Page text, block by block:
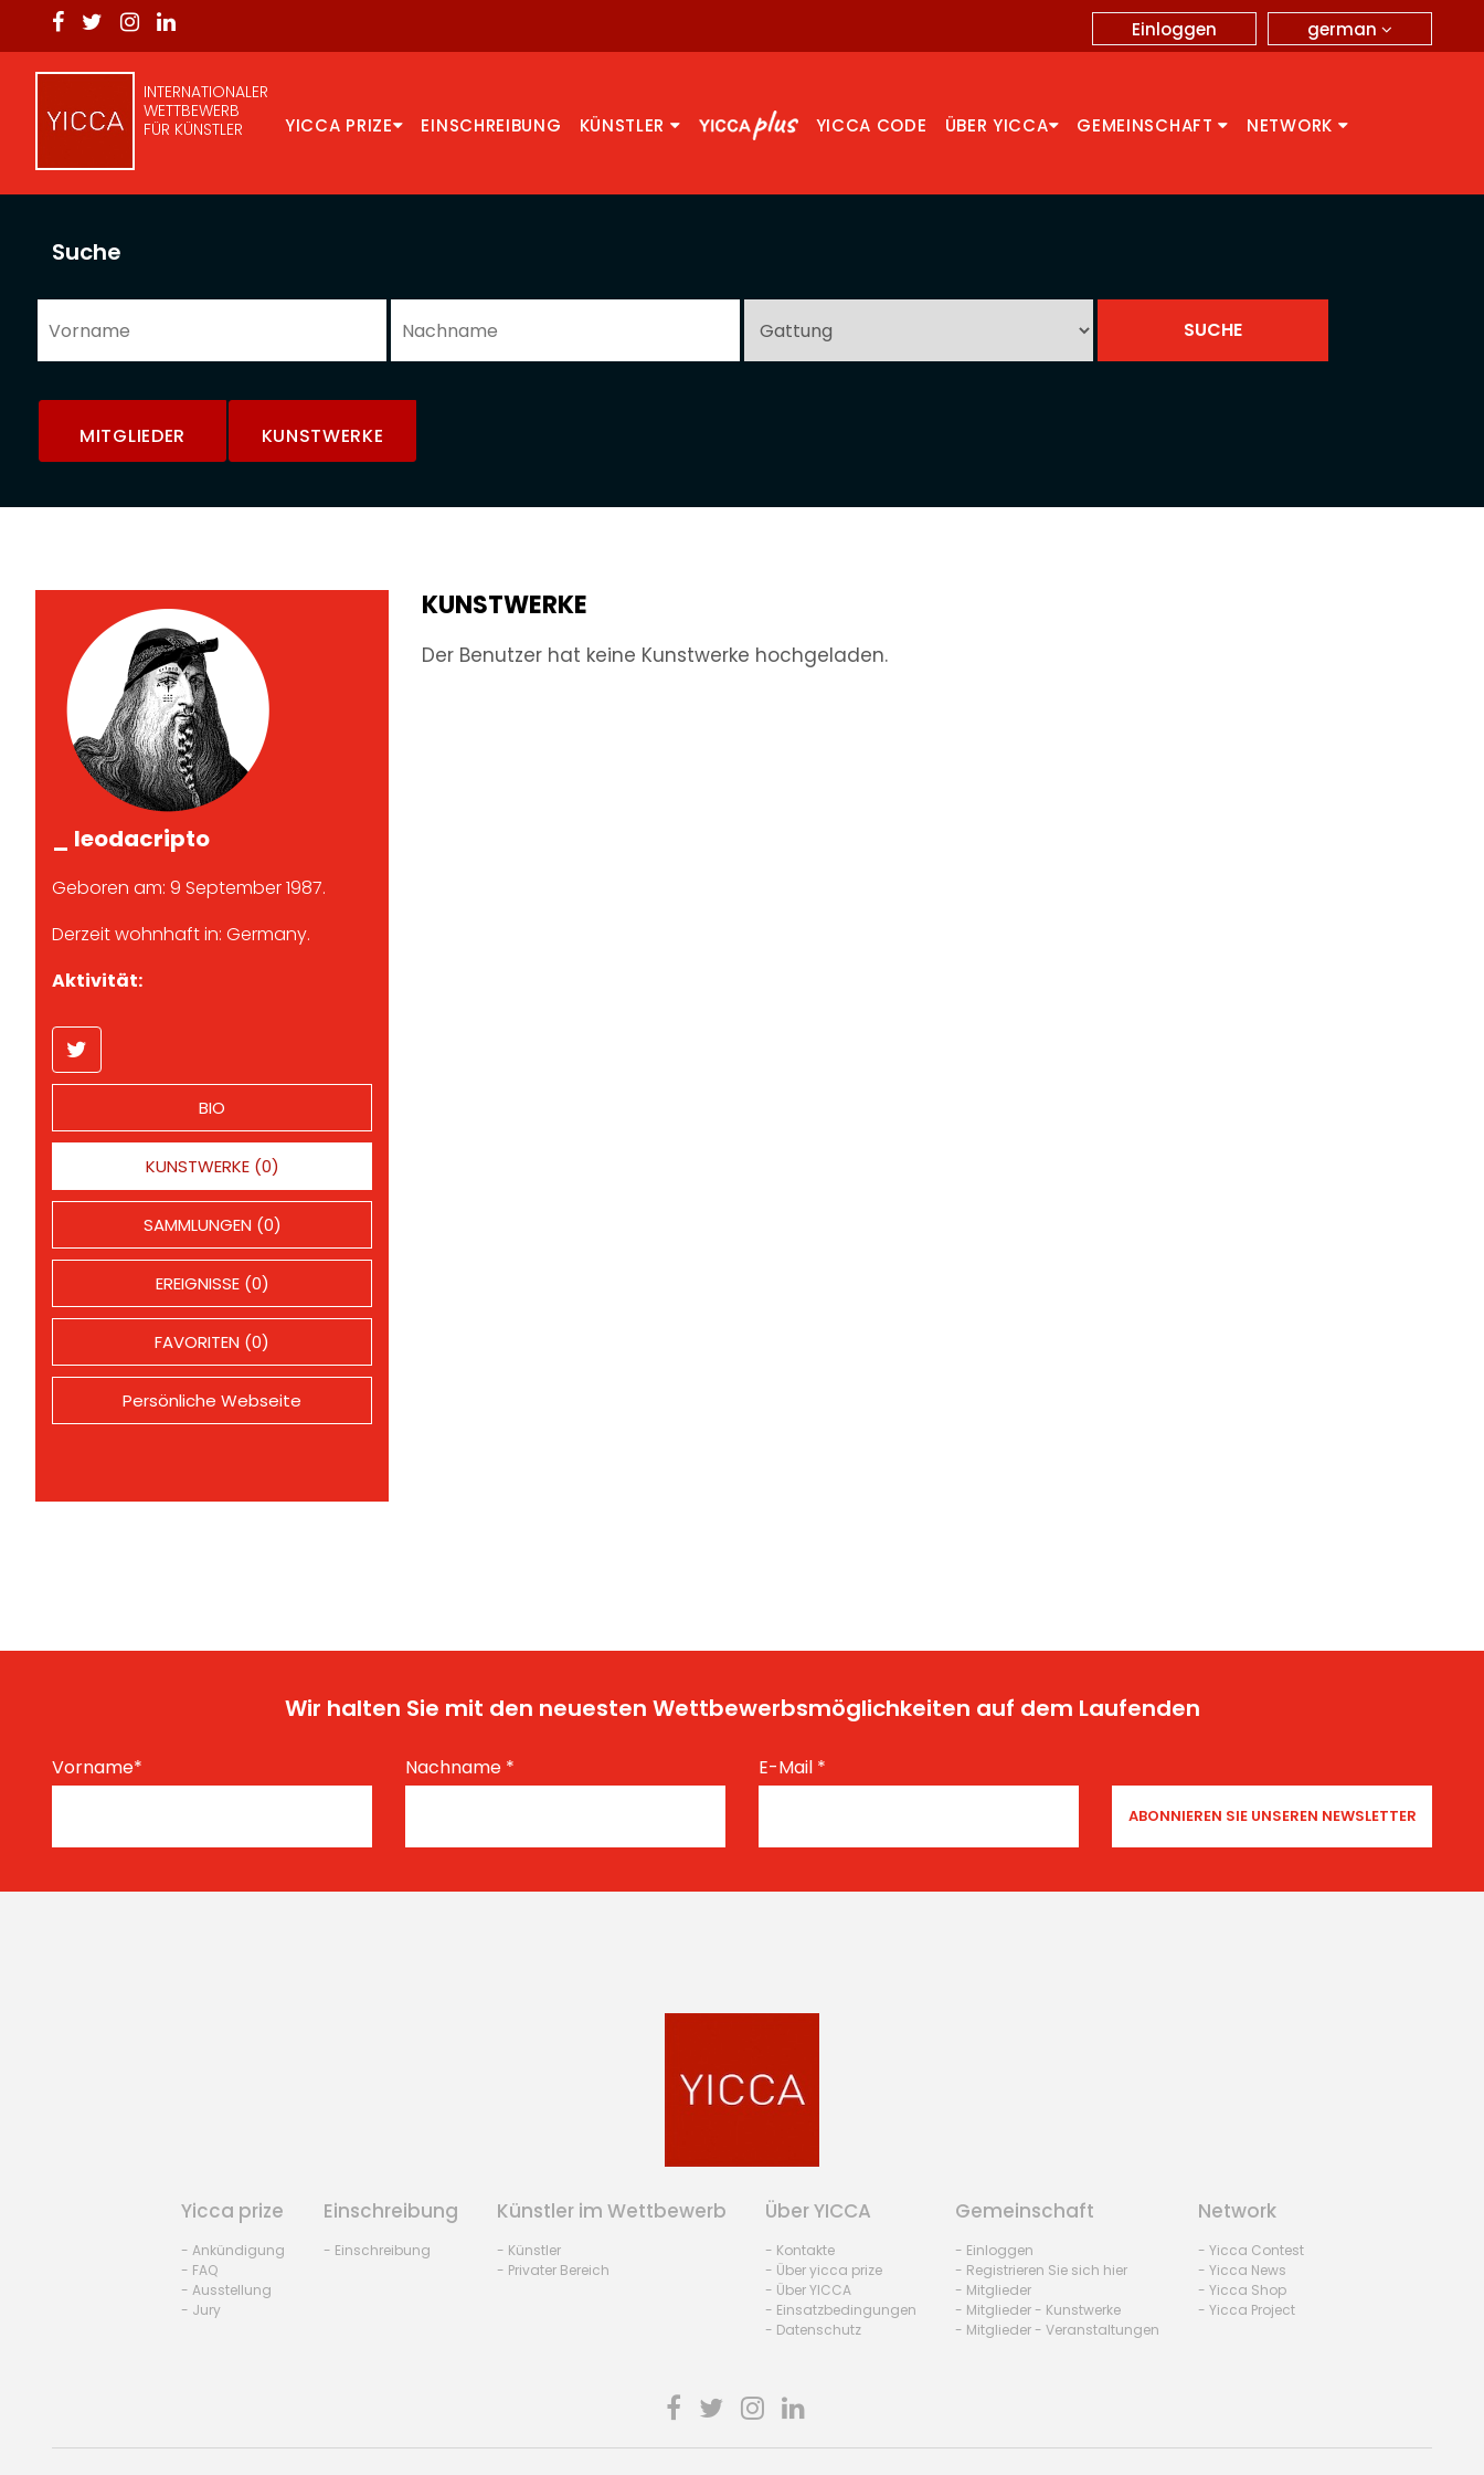
german
Einloggen
INTERNATIONALER
WETTBEWERB
FÜR KÜNSTLER
YICCA PRIZE EINSCHREIBUNG KÜNSTLER YICCA CODE ÜBER YICCA GEMEINSCHAFT NETWORK
Suche
MITGLIEDER KUNSTWERKE
_ leodacripto
Geboren am: 9 September 1987.
Derzeit wohnhaft in: Germany.
Aktivität:
BIO
KUNSTWERKE (0)
SAMMLUNGEN (0)
EREIGNISSE (0)
FAVORITEN (0)
Persönliche Webseite
KUNSTWERKE
Der Benutzer hat keine Kunstwerke hochgeladen.
Wir halten Sie mit den neuesten Wettbewerbsmöglichkeiten auf dem Laufenden
Vorname* Nachname * E-Mail *
Yicca prize
- Ankündigung
- FAQ
- Ausstellung
- Jury
Einschreibung
- Einschreibung
Künstler im Wettbewerb
- Künstler
- Privater Bereich
Über YICCA
- Kontakte
- Über yicca prize
- Über YICCA
- Einsatzbedingungen
- Datenschutz
Gemeinschaft
- Einloggen
- Registrieren Sie sich hier
- Mitglieder
- Mitglieder - Kunstwerke
- Mitglieder - Veranstaltungen
Network
- Yicca Contest
- Yicca News
- Yicca Shop
- Yicca Project